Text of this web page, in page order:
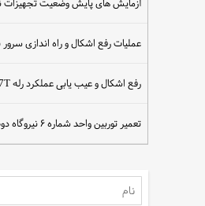
آزمایش های پایش وضعیت تجهیزات
عملیات رفع اشکال و راه اندازی
رفع اشکال و عیب یابی عملکرد رله 87T واحد 3 نیروگاه کرخه
تعمیر توربین واحد شماره ۶ نیروگاه دوم سد شهید عباسپور آغاز شد